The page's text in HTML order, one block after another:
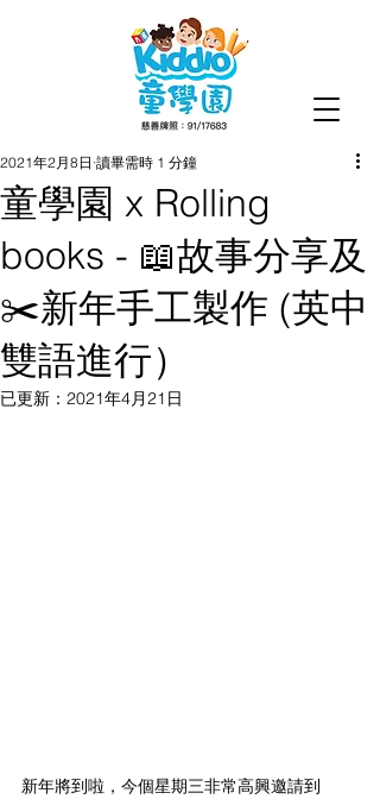
童學園 x Rolling
books - 📖故事分享及
✂️新年手工製作 (英中
雙語進行）
2021年2月8日 讀畢需時 1 分鐘
已更新： 2021年4月21日
新年將到啦，今個星期三非常高興邀請到